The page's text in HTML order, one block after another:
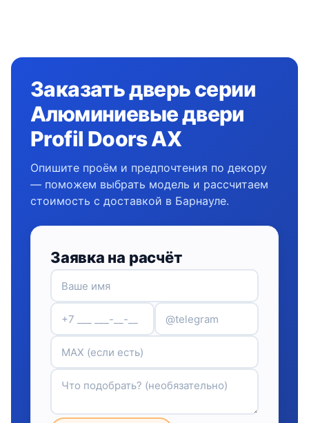
Заказать дверь серии
Алюминиевые двери
Profil Doors AX
Опишите проём и предпочтения по декору
— поможем выбрать модель и рассчитаем
стоимость с доставкой в Барнауле.
Заявка на расчёт